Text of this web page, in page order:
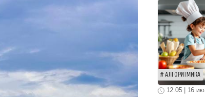
АЛГОРИТМИКА
12:05 | 16